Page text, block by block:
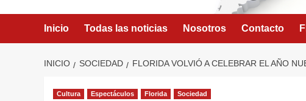
Inicio Todas las noticias Nosotros Contacto
INICIO SOCIEDAD FLORIDA VOLVIÓ A CELEBRAR EL AÑO
Cultura Espectáculos Florida Sociedad